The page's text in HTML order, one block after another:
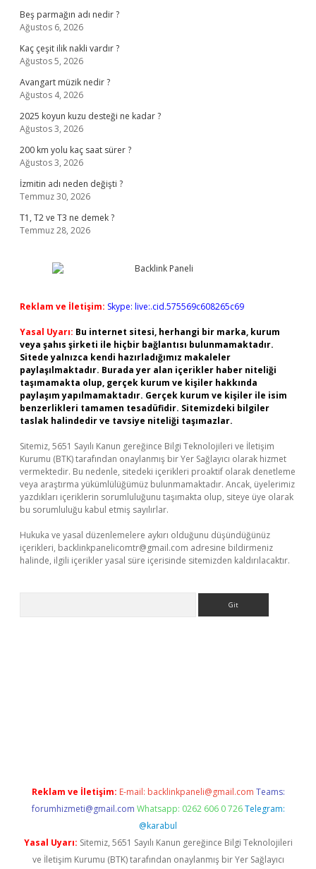
Beş parmağın adı nedir ?
Ağustos 6, 2026
Kaç çeşit ilik nakli vardır ?
Ağustos 5, 2026
Avangart müzik nedir ?
Ağustos 4, 2026
2025 koyun kuzu desteği ne kadar ?
Ağustos 3, 2026
200 km yolu kaç saat sürer ?
Ağustos 3, 2026
İzmitin adı neden değişti ?
Temmuz 30, 2026
T1, T2 ve T3 ne demek ?
Temmuz 28, 2026
Reklam ve İletişim: Skype: live:.cid.575569c608265c69
Yasal Uyarı: Bu internet sitesi, herhangi bir marka, kurum
veya şahıs şirketi ile hiçbir bağlantısı bulunmamaktadır.
Sitede yalnızca kendi hazırladığımız makaleler
paylaşılmaktadır. Burada yer alan içerikler haber niteliği
taşımamakta olup, gerçek kurum ve kişiler hakkında
paylaşım yapılmamaktadır. Gerçek kurum ve kişiler ile isim
benzerlikleri tamamen tesadüfidir. Sitemizdeki bilgiler
taslak halindedir ve tavsiye niteliği taşımazlar.
Sitemiz, 5651 Sayılı Kanun gereğince Bilgi Teknolojileri ve İletişim
Kurumu (BTK) tarafından onaylanmış bir Yer Sağlayıcı olarak hizmet
vermektedir. Bu nedenle, sitedeki içerikleri proaktif olarak denetleme
veya araştırma yükümlülüğümüz bulunmamaktadır. Ancak, üyelerimiz
yazdıkları içeriklerin sorumluluğunu taşımakta olup, siteye üye olarak
bu sorumluluğu kabul etmiş sayılırlar.
Hukuka ve yasal düzenlemelere aykırı olduğunu düşündüğünüz
içerikleri, backlinkpanelicomtr@gmail.com adresine bildirmeniz
halinde, ilgili içerikler yasal süre içerisinde sitemizden kaldırılacaktır.
Reklam ve İletişim: E-mail: backlinkpaneli@gmail.com Teams:
forumhizmeti@gmail.com Whatsapp: 0262 606 0 726 Telegram:
@karabul
Yasal Uyarı: Sitemiz, 5651 Sayılı Kanun gereğince Bilgi Teknolojileri
ve İletişim Kurumu (BTK) tarafından onaylanmış bir Yer Sağlayıcı